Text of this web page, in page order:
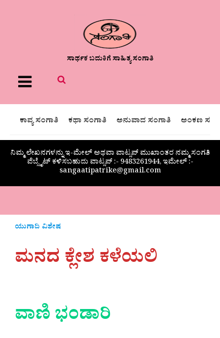
ಸಾರ್ಥಕ ಬದುಕಿಗೆ ಸಾಹಿತ್ಯ ಸಂಗಾತಿ
Menu
ಕಾವ್ಯ ಸಂಗಾತಿ ಕಥಾ ಸಂಗಾತಿ ಅನುವಾದ ಸಂಗಾತಿ ಅಂಕಣ
ನಿಮ್ಮ ಲೇಖನಗಳನ್ನು ಇ-ಮೇಲ್ ಅಥವಾ ವಾಟ್ಸಪ್ ಮುಖಾಂತರ ನಮ್ಮ ಸಂಗತಿ
ವೆಬ್ಸೈಟ್ ಕಳಿಸಬಹುದು ವಾಟ್ಸಪ್‌ :- 9483261944, ಇಮೇಲ್ :-
sangaatipatrike@gmail.com
ಯುಗಾದಿ ವಿಶೇಷ
ಮನದ ಕ್ಲೇಶ ಕಳೆಯಲಿ
ವಾಣಿ ಭಂಡಾರಿ